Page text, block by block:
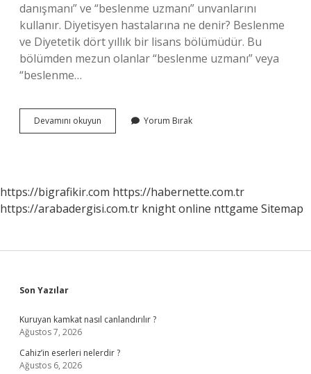
danışmanı” ve “beslenme uzmanı” unvanlarını
kullanır. Diyetisyen hastalarına ne denir? Beslenme
ve Diyetetik dört yıllık bir lisans bölümüdür. Bu
bölümden mezun olanlar “beslenme uzmanı” veya
“beslenme…
Devamını okuyun
Yapan
Yorum Bırak
https://bigrafikir.com https://habernette.com.tr
https://arabadergisi.com.tr knight online nttgame Sitemap
Sidebar
Son Yazılar
Kuruyan kamkat nasıl canlandırılır ?
Ağustos 7, 2026
Cahiz’in eserleri nelerdir ?
Ağustos 6, 2026